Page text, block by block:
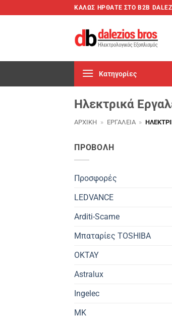
στο
ΚΑΛΩΣ ΗΡΘΑΤΕ ΣTO B2B
Κατηγορίες
Ηλεκτρικά
ΑΡΧΙΚΉ » ΕΡΓΑΛΕΊΑ »
ΠΡΟΒΟΛΗ
Προσφορές
LEDVANCE
Arditi-Scame
Μπαταρίες TOSHIBA
OKTAY
Astralux
Ingelec
MK